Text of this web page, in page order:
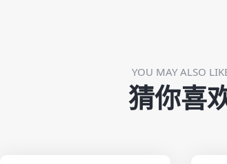
YOU MAY ALSO
猜你喜